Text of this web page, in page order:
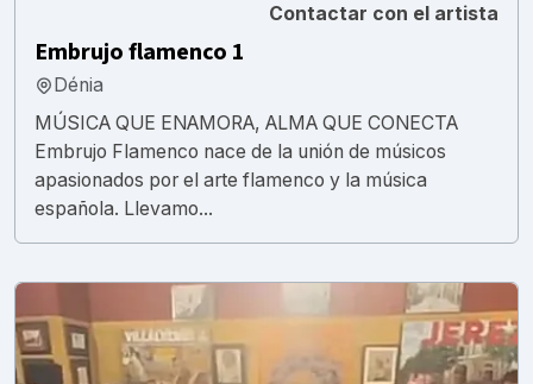
Contactar con el artista
Embrujo flamenco 1
Dénia
MÚSICA QUE ENAMORA, ALMA QUE CONECTA
Embrujo Flamenco nace de la unión de músicos
apasionados por el arte flamenco y la música
española. Llevamo...